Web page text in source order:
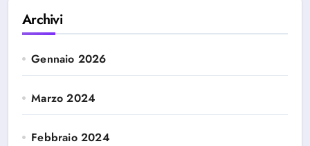
Archivi
Gennaio 2026
Marzo 2024
Febbraio 2024